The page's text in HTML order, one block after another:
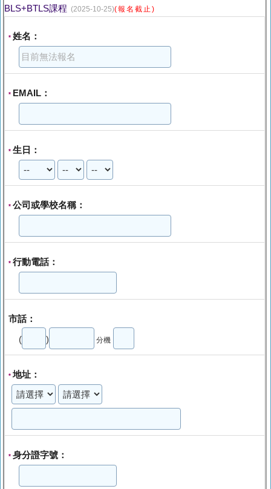
BLS+BTLS課程 (2025-10-25)(報名截止)
* 姓名：
* EMAIL：
* 生日：
* 公司或學校名稱：
* 行動電話：
市話：
( ) 分機
*地址：
* 身分證字號：